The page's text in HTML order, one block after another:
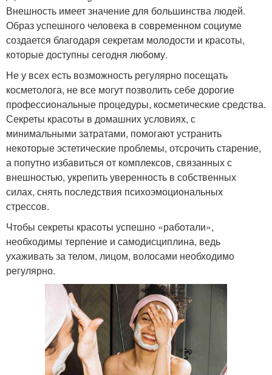
Внешность имеет значение для большинства людей.
Образ успешного человека в современном социуме
создается благодаря секретам молодости и красоты,
которые доступны сегодня любому.
Не у всех есть возможность регулярно посещать
косметолога, не все могут позволить себе дорогие
профессиональные процедуры, косметические средства.
Секреты красоты в домашних условиях, с
минимальными затратами, помогают устранить
некоторые эстетические проблемы, отсрочить старение,
а попутно избавиться от комплексов, связанных с
внешностью, укрепить уверенность в собственных
силах, снять последствия психоэмоциональных
стрессов.
Чтобы секреты красоты успешно «работали»,
необходимы терпение и самодисциплина, ведь
ухаживать за телом, лицом, волосами необходимо
регулярно.